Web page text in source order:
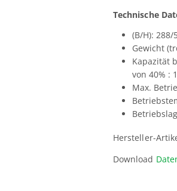
Technische
(B/H): 288/
Gewicht
Kapazität
von 40% :
Max.
Hersteller-
Download